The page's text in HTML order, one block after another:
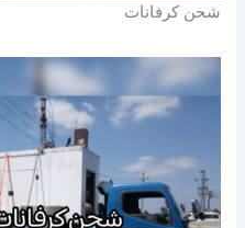
شحن كرفانات